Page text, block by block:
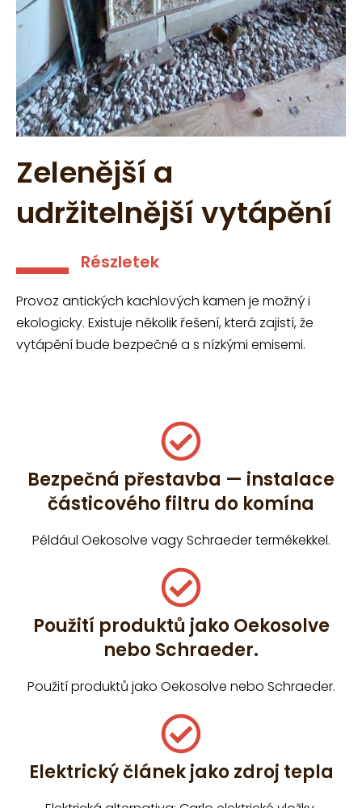
Zelenější a
udržitelnější vytápění
Részletek
Provoz antických kachlových kamen je možný i
ekologicky. Existuje několik řešení, která zajistí, že
vytápění bude bezpečné a s nízkými emisemi.
Bezpečná přestavba — instalace
částicového filtru do komína
Például Oekosolve vagy Schraeder termékekkel.
Použití produktů jako Oekosolve
nebo Schraeder.
Použití produktů jako Oekosolve nebo Schraeder.
Elektrický článek jako zdroj tepla